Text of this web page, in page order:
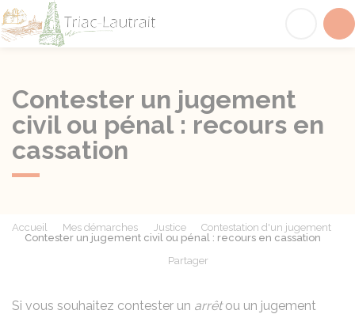
Contester un jugement
civil ou pénal : recours en
cassation
Accueil Mes démarches Justice
Contestation d'un jugement
Contester un jugement civil ou pénal : recours en cassation
Partager
Si vous souhaitez contester un arrêtou un jugement